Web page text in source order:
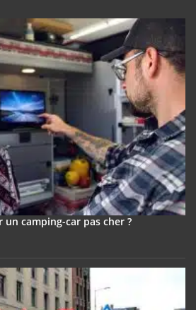
un camping-car pas cher ?